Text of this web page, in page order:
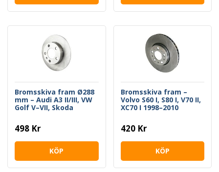
Bromsskiva fram Ø288
mm – Audi A3 II/III, VW
Golf V–VII, Skoda
498 Kr
KÖP
Bromsskiva fram –
Volvo S60 I, S80 I, V70 II,
XC70 I 1998–2010
420 Kr
KÖP